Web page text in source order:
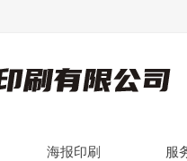
海报印刷 服